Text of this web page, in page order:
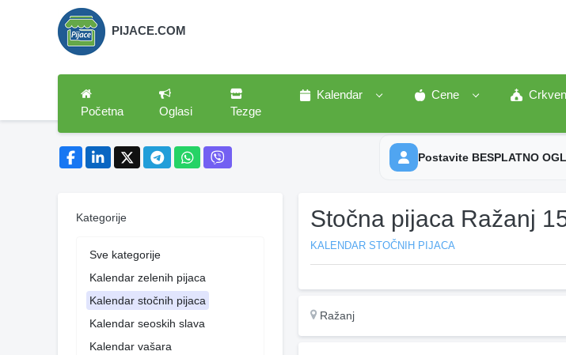
PIJACE.COM
Početna Oglasi Tezge
Kalendar Cene
Postavite BESPLATNO
Kategorije
Sve kategorije
Kalendar zelenih pijaca
Kalendar stočnih pijaca
Kalendar seoskih slava
Kalendar vašara
Stočna pijaca Ražanj
KALENDAR STOČNIH PIJACA
Ražanj